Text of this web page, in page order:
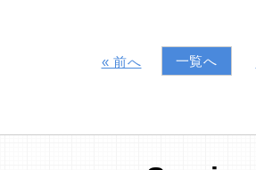
« 前へ 一覧へ